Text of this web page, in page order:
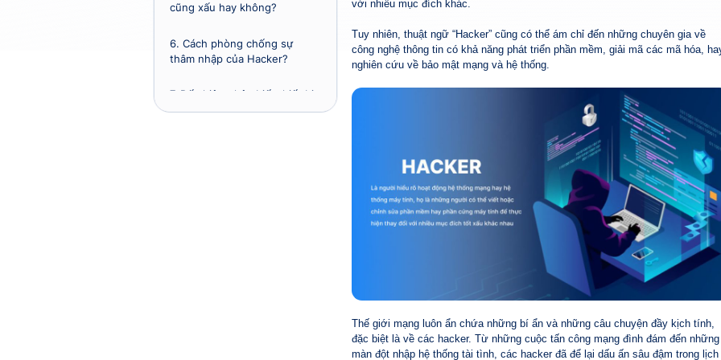
cũng xấu hay không?
6. Cách phòng chống sự
thâm nhập của Hacker?
7. Dấu hiệu nhận biết thiết bị
đã bị Hacker tấn công
với nhiều mục đích khác.
Tuy nhiên, thuật ngữ “Hacker” cũng có thể ám chỉ đến những chuyên gia về
công nghệ thông tin có khả năng phát triển phần mềm, giải mã các mã hóa,
nghiên cứu về bảo mật mạng và hệ thống.
Thế giới mạng luôn ẩn chứa những bí ẩn và những câu chuyện đầy kịch tính,
đặc biệt là về các hacker. Từ những cuộc tấn công mạng đình đám đến những
màn đột nhập hệ thống tài tình, các hacker đã để lại dấu ấn sâu đậm trong lịch